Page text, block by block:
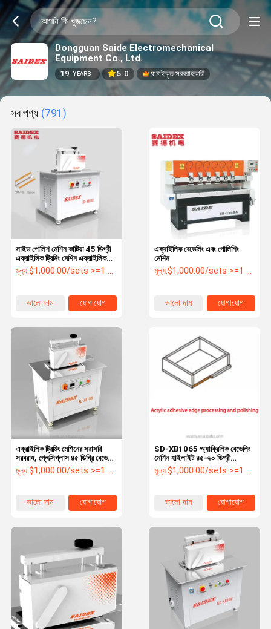
Dongguan Saide Electromechanical
Equipment Co., Ltd.
19 YEARS 5.0 যাচাইকৃত সরবরাহকারী
সব পণ্য (791)
সাইড পোলিশ মেশিন কাটিয়া 45 ডিগ্রী
এক্রাইলিক ট্রিমিং মেশিন এক্রাইলিক
গোলাকার প্রান্ত চ্যামফারিং মেশিন
মূল্য:$1,000.00/sets >=1 sets
ভালো দাম যোগাযোগ
এক্রাইলিক বেভেলিং এবং পোলিশিং
মেশিন
মূল্য:$1,000.00/sets >=1 sets
ভালো দাম যোগাযোগ
এক্রাইলিক ট্রিমিং মেশিনের সরাসরি
সরবরাহ, প্লেক্সিগ্লাস ৪৫ ডিগ্রি বেভেলড
এজ বেভেলিং মেশিন, এক্রাইলিক
চ্যাম্পারিং মেশিন
মূল্য:$1,000.00/sets >=1 sets
ভালো দাম যোগাযোগ
SD-XB1065 অ্যাক্রিলিক বেভেলিং
মেশিন হাইলাইট ৪৫-৬০ ডিগ্রী
অ্যাক্রিলিক চ্যামফারিং মেশিন, পিসি,
পিএস, পিপি প্লাস্টিক শীটের জন্য
মূল্য:$1,000.00/sets >=1 sets
ভালো দাম যোগাযোগ